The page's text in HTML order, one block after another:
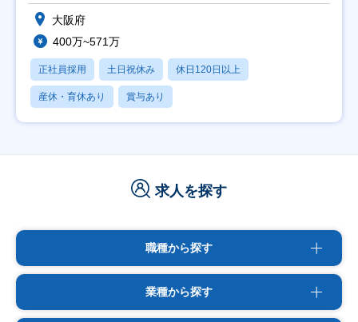
大阪府
400万~571万
正社員採用 土日祝休み 休日120日以上
産休・育休あり 賞与あり
求人を探す
職種から探す
業種から探す